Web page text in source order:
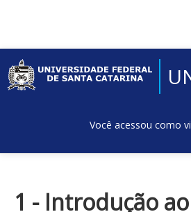
Você acessou como
1 - Introdução